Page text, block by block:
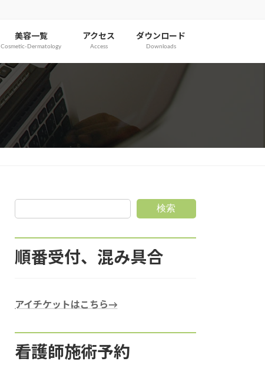
美容一覧
Cosmetic-Dermatology
アクセス
Access
ダウンロード
Downloads
検索
順番受付、混み具合
アイチケットはこちら→
看護師施術予約